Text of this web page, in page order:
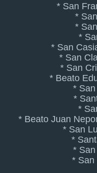
* San
*
*
*
* San
* San
* San
* Beato
*
*
*
* Beato Juan
* San
*
*
* San